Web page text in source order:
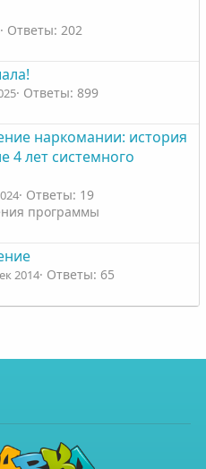
Ответы: 202
Ответы: 899
наркомании: история
4 лет системного
Ответы: 19
программы
2014 Ответы: 65